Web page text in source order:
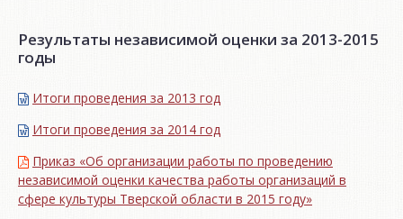
Результаты независимой оценки за 2013-2015
годы
Итоги проведения за 2013 год
Итоги проведения за 2014 год
Приказ «Об организации работы по проведению
независимой оценки качества работы организаций в
сфере культуры Тверской области в 2015 году»